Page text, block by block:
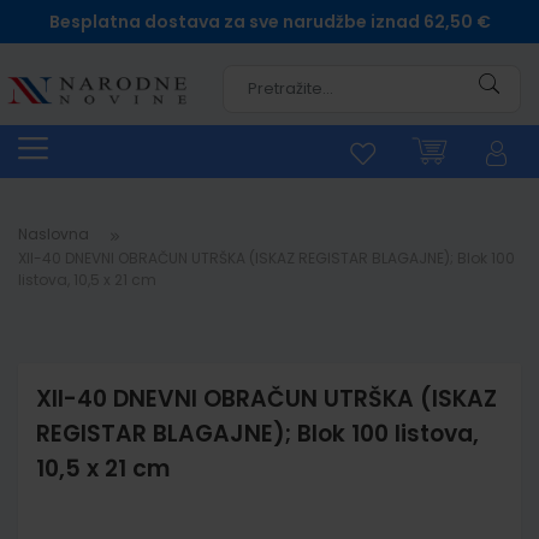
Besplatna dostava za sve narudžbe iznad 62,50 €
Naslovna
XII-40 DNEVNI OBRAČUN UTRŠKA (ISKAZ
REGISTAR BLAGAJNE); Blok 100 listova,
10,5 x 21 cm